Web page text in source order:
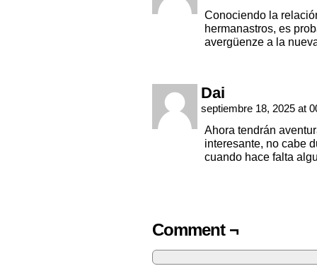
Conociendo la
hermanastros, es
avergüenze a la
Dai
septiembre 18, 2025 at
Ahora tendrán
interesante, no cabe
cuando hace falta
Comment ¬